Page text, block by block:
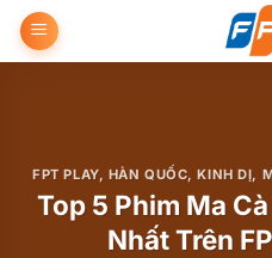
qua
FPT PLAY, HÀN QUỐC ,KINH DỊ
Top 5 Phim Ma
Nhất Trên